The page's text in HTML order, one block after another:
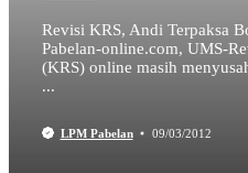
Revisi KRS, Andi Terpaksa
Pabelan-online.com, UMS-
(KRS) online masih
...
LPM Pabelan 09/03/2012